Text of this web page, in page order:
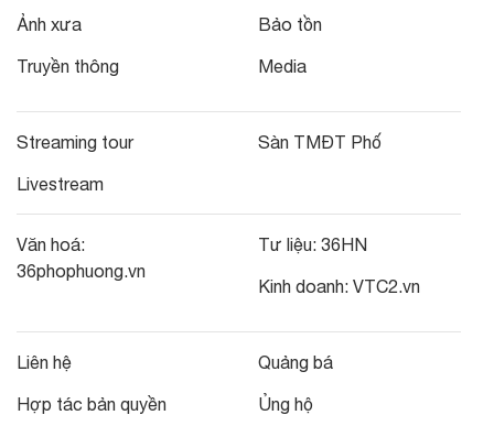
Ảnh xưa
Truyền thông
Bảo tồn
Media
Streaming tour
Livestream
Sàn TMĐT Phố
Văn hoá:
36phophuong.vn
Tư liệu: 36HN
Kinh doanh: VTC2.vn
Liên hệ
Hợp tác bản quyền
Quảng bá
Ủng hộ